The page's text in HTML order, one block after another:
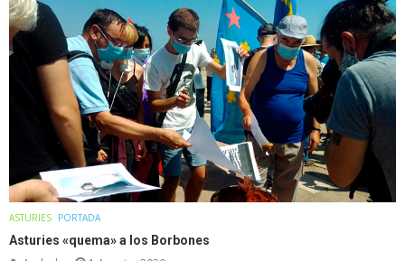
ASTURIES PORTADA
Asturies «quema» a los Borbones